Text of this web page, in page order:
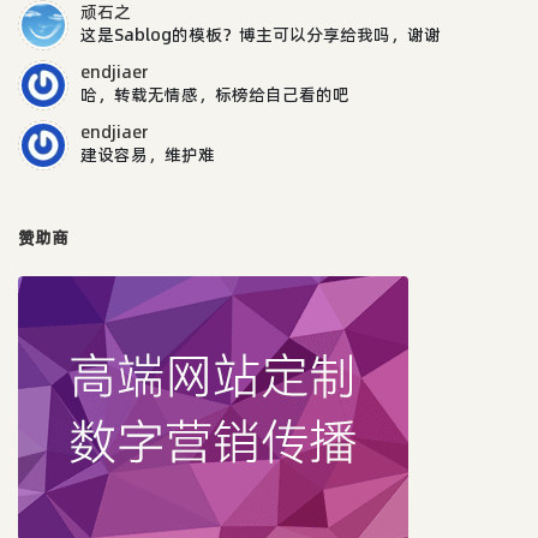
顽石之
这是Sablog的模板？博主可以分享给我吗，谢谢
endjiaer
哈，转载无情感，标榜给自己看的吧
endjiaer
建设容易，维护难
赞助商